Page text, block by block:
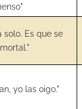
solo. Es que se
yo las oigo."